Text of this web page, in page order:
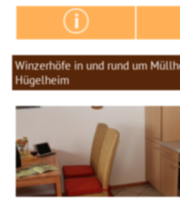
Winzerhöfe in und rund um
Hügelheim